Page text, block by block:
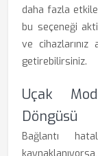
daha fazla
bu seçeneği
ve cihazlarınız
getirebilirsiniz.
Uçak
Döngüsü
Bağlantı